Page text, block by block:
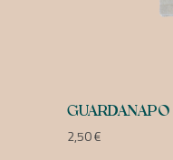
2,50€